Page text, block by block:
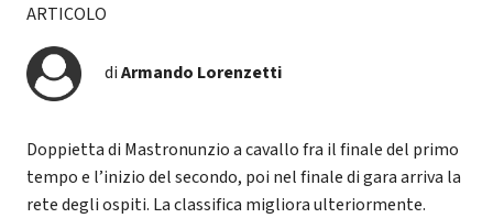
ARTICOLO
diArmando Lorenzetti
Doppietta di Mastronunzio a cavallo fra il finale del primo
tempo e l’inizio del secondo, poi nel finale di gara arriva la
rete degli ospiti. La classifica migliora ulteriormente.